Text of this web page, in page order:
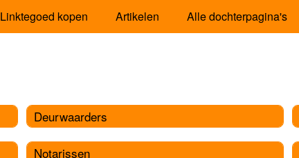
Linktegoed kopen Artikelen Alle dochterpagina's
Deurwaarders
Notarissen